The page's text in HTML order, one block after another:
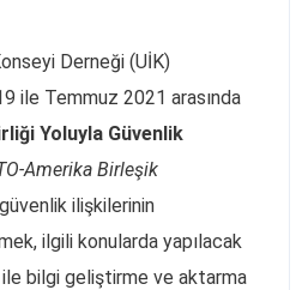
Derneği (UİK)
ile Temmuz 2021 arasında
Yoluyla Güvenlik
Amerika Birleşik
ilişkilerinin
ilgili konularda yapılacak
bilgi geliştirme ve aktarma